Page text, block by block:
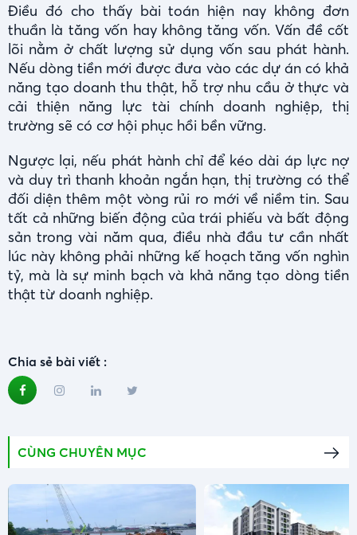
Điều đó cho thấy bài toán hiện nay không đơn
thuần là tăng vốn hay không tăng vốn. Vấn đề cốt
lõi nằm ở chất lượng sử dụng vốn sau phát hành.
Nếu dòng tiền mới được đưa vào các dự án có khả
năng tạo doanh thu thật, hỗ trợ nhu cầu ở thực và
cải thiện năng lực tài chính doanh nghiệp, thị
trường sẽ có cơ hội phục hồi bền vững.
Ngược lại, nếu phát hành chỉ để kéo dài áp lực nợ
và duy trì thanh khoản ngắn hạn, thị trường có thể
đối diện thêm một vòng rủi ro mới về niềm tin. Sau
tất cả những biến động của trái phiếu và bất động
sản trong vài năm qua, điều nhà đầu tư cần nhất
lúc này không phải những kế hoạch tăng vốn nghìn
tỷ, mà là sự minh bạch và khả năng tạo dòng tiền
thật từ doanh nghiệp.
Chia sẻ bài viết :
CÙNG CHUYÊN MỤC